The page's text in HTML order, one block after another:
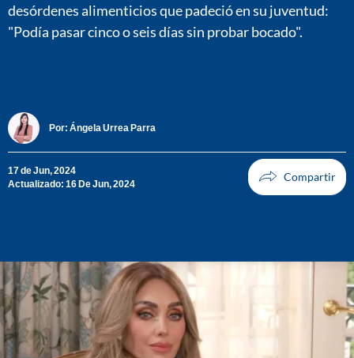
desórdenes alimenticios que padeció en su juventud:
"Podía pasar cinco o seis días sin probar bocado".
Por: Ángela Urrea Parra
17 de Jun, 2024
Actualizado: 16 De Jun, 2024